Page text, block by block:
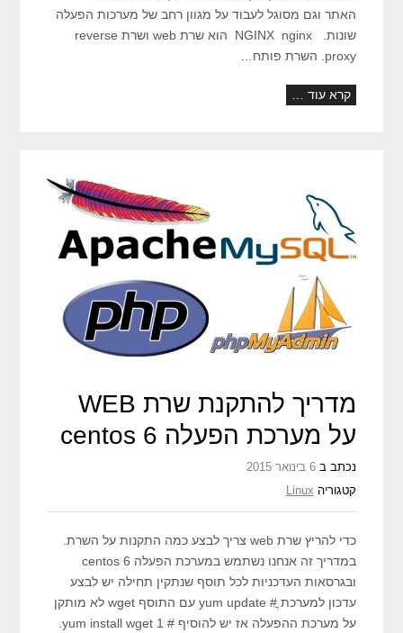
האתר וגם מסוגל לעבוד על מגוון רחב של מערכות הפעלה
שונות. NGINX nginx הוא שרת web ושרת reverse
proxy. השרת פותח…
קרא עוד …
מדריך להתקנת שרת WEB
על מערכת הפעלה centos 6
נכתב ב6 בינואר 2015
קטגוריה Linux
כדי להריץ שרת web צריך לבצע כמה התקנות על השרת.
במדריך זה אנחנו נשתמש במערכת הפעלה centos 6
ובגרסאות העדכניות לכל תוסף שנתקין תחילה יש לבצע
עדכון למערכת ֳ# yum update עם התוסף wget לא מותקן
על מערכת ההפעלה אז יש להוסיף # yum install wget 1.